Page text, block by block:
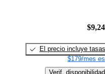
El precio incluye tasas
$179/mes
Verif. disponibilidad